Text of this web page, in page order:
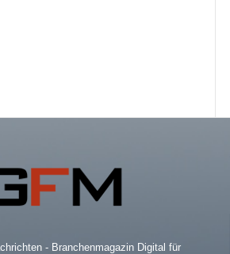
- Branchenmagazin Digital für